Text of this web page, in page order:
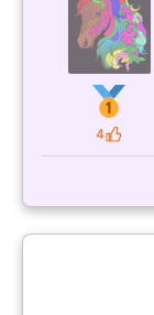
4
Likes